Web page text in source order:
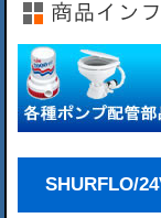
SHURFLO/